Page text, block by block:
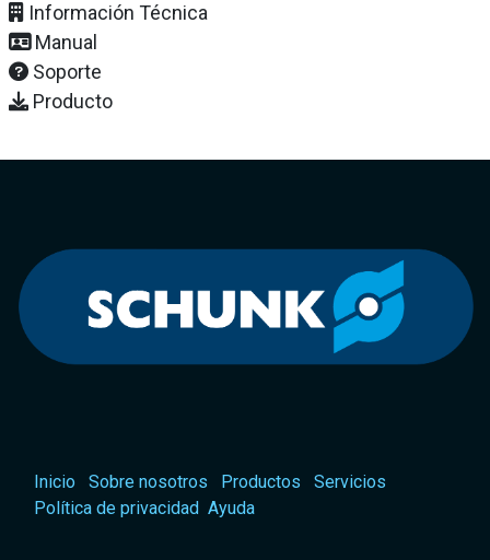
Información Técnica
Manual
Soporte
Producto
Inicio Sobre nosotros Productos
Servicios
Política de privacidad Ayuda